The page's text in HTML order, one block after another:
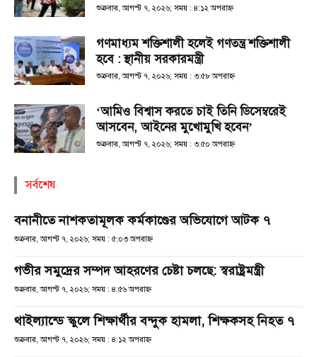
শুক্রবার, আগস্ট ৭, ২০২৬; সময় : ৪:১২ অপরাহ্ণ
গণমাধ্যম শক্তিশালী হলেই গণতন্ত্র শক্তিশালী
হবে : স্থানীয় সরকারমন্ত্রী
শুক্রবার, আগস্ট ৭, ২০২৬; সময় : ৩:৫৮ অপরাহ্ণ
‘আমিও বিশ্বাস করতে চাই তিনি ডিসেম্বরেই
আসবেন, আইনের মুখোমুখি হবেন’
শুক্রবার, আগস্ট ৭, ২০২৬; সময় : ৩:৫০ অপরাহ্ণ
সর্বশেষ
বনানীতে নাশকতামূলক কর্মকাণ্ডের অভিযোগে আটক ৭
শুক্রবার, আগস্ট ৭, ২০২৬; সময় : ৫:০৩ অপরাহ্ণ
গভীর সমুদ্রের সম্পদ আহরণের চেষ্টা চলছে: স্বরাষ্ট্রমন্ত্রী
শুক্রবার, আগস্ট ৭, ২০২৬; সময় : ৪:৫৬ অপরাহ্ণ
থাইল্যান্ডে স্কুলে শিক্ষার্থীর বন্দুক হামলা, শিক্ষকসহ নিহত ৭
শুক্রবার, আগস্ট ৭, ২০২৬; সময় : ৪:১২ অপরাহ্ণ